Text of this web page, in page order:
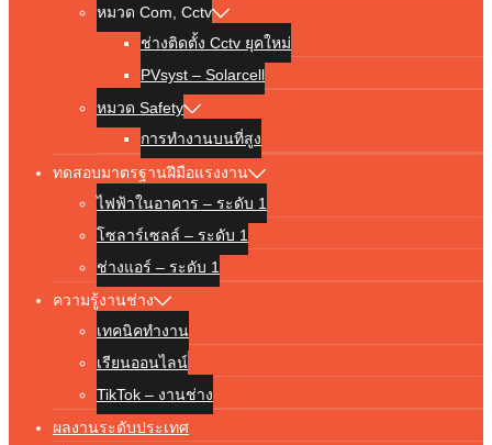
หมวด Com, Cctv
ช่างติดตั้ง Cctv ยุคใหม่
PVsyst – Solarcell
หมวด Safety
การทำงานบนที่สูง
ทดสอบมาตรฐานฝีมือแรงงาน
ไฟฟ้าในอาคาร – ระดับ 1
โซลาร์เซลล์ – ระดับ 1
ช่างแอร์ – ระดับ 1
ความรู้งานช่าง
เทคนิคทำงาน
เรียนออนไลน์
TikTok – งานช่าง
ผลงานระดับประเทศ